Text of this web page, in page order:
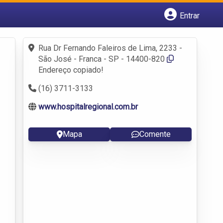
Entrar
Fazer login
Criar conta
Rua Dr Fernando Faleiros de Lima, 2233 -
São José - Franca - SP - 14400-820
Endereço copiado!
(16) 3711-3133
www.hospitalregional.com.br
Mapa Comente